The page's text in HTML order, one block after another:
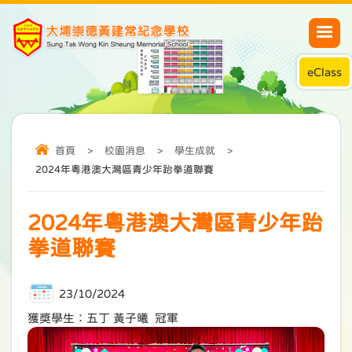
eClass
首頁 > 校園消息 > 學生成就
>
2024年粵港澳大灣區青少年跆拳道聯賽
2024年粵港澳大灣區青少年跆
拳道聯賽
23/10/2024
獲獎學生：五丁 黃子曦 冠軍